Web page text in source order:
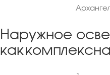
Наружное
как